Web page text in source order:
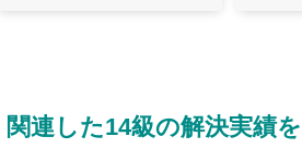
関連した14級の解決実績